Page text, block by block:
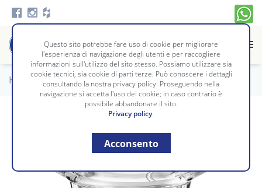
Home / Tavola e Cucina / TAVOLA
Questo sito potrebbe fare uso di cookie per migliorare
l'esperienza di navigazione degli utenti e per raccogliere
informazioni sull'utilizzo del sito stesso. Possiamo utilizzare sia
cookie tecnici, sia cookie di parti terze. Può conoscere i dettagli
consultando la nostra privacy policy. Proseguendo nella
navigazione si accetta l'uso dei cookie; in caso contrario è
possibile abbandonare il sito.
Privacy policy.
Acconsento